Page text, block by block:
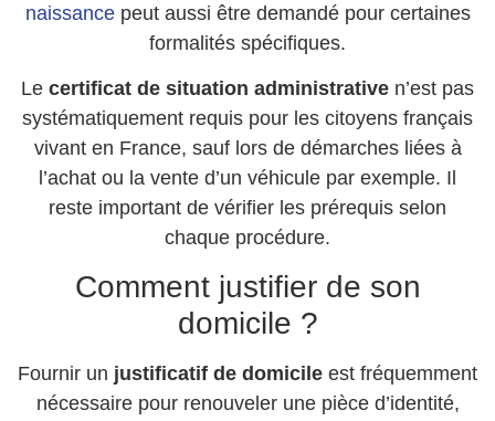
naissancepeut aussi être demandé pour certaines
formalités spécifiques.
Le certificat de situation administrative n’est pas
systématiquement requis pour les citoyens français
vivant en France, sauf lors de démarches liées à
l’achat ou la vente d’un véhicule par exemple. Il
reste important de vérifier les prérequis selon
chaque procédure.
Comment justifier de son
domicile ?
Fournir un justificatif de domicile est fréquemment
nécessaire pour renouveler une pièce d’identité,